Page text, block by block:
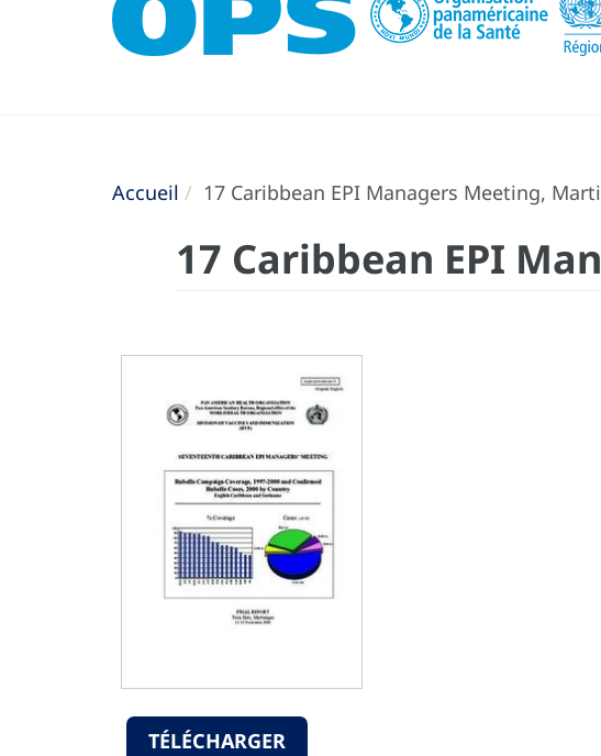
Accueil 17 Caribbean EPI Managers Meeting,
17 Caribbean EPI
TÉLÉCHARGER